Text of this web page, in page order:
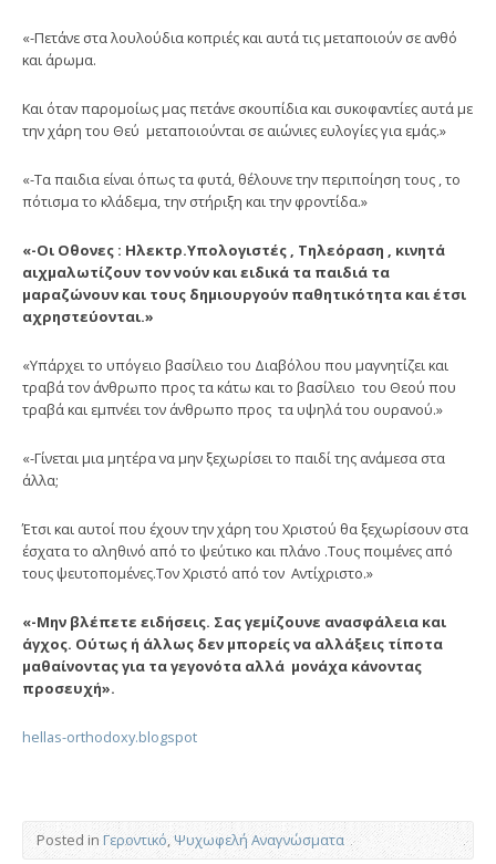
«-Πετάνε στα λουλούδια κοπριές και αυτά τις μεταποιούν σε ανθό
και άρωμα.
Και όταν παρομοίως μας πετάνε σκουπίδια και συκοφαντίες αυτά με
την χάρη του Θεύ μεταποιούνται σε αιώνιες ευλογίες για εμάς.»
«-Τα παιδια είναι όπως τα φυτά, θέλουνε την περιποίηση τους , το
πότισμα το κλάδεμα, την στήριξη και την φροντίδα.»
«-Οι Οθονες : Ηλεκτρ.Υπολογιστές , Τηλεόραση , κινητά
αιχμαλωτίζουν τον νούν και ειδικά τα παιδιά τα
μαραζώνουν και τους δημιουργούν παθητικότητα και έτσι
αχρηστεύονται.»
«Υπάρχει το υπόγειο βασίλειο του Διαβόλου που μαγνητίζει και
τραβά τον άνθρωπο προς τα κάτω και το βασίλειο του Θεού που
τραβά και εμπνέει τον άνθρωπο προς τα υψηλά του ουρανού.»
«-Γίνεται μια μητέρα να μην ξεχωρίσει το παιδί της ανάμεσα στα
άλλα;
Έτσι και αυτοί που έχουν την χάρη του Χριστού θα ξεχωρίσουν στα
έσχατα το αληθινό από το ψεύτικο και πλάνο .Τους ποιμένες από
τους ψευτοπομένες.Τον Χριστό από τον Αντίχριστο.»
«-Μην βλέπετε ειδήσεις. Σας γεμίζουνε ανασφάλεια και
άγχος. Ούτως ή άλλως δεν μπορείς να αλλάξεις τίποτα
μαθαίνοντας για τα γεγονότα αλλά μονάχα κάνοντας
προσευχή».
hellas-orthodoxy.blogspot
Posted in Γεροντικό,Ψυχωφελή Αναγνώσματα